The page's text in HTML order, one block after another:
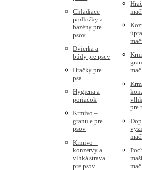
Chladiace
podložky a
bazény pre
psov
Dvierka a
búdy pre psov
Hračky pre
psa
Hygiena a
poriadok
Krmivo –
granule pre
psov
Krmivo –
konzervy a
vlhká strava
pre psov
pre